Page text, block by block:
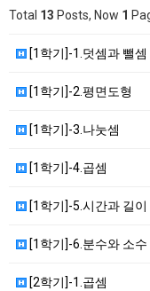
Total 13 Posts, Now 1
[1학기]-1.덧셈과 뺄셈
[1학기]-2.평면도형
[1학기]-3.나눗셈
[1학기]-4.곱셈
[1학기]-5.시간과 길이
[1학기]-6.분수와 소수
[2학기]-1.곱셈